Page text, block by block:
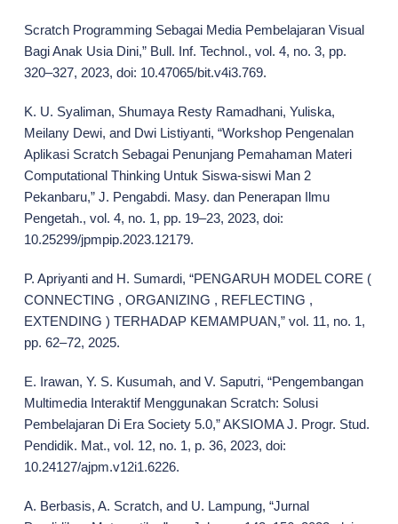
Scratch Programming Sebagai Media Pembelajaran Visual
Bagi Anak Usia Dini,” Bull. Inf. Technol., vol. 4, no. 3, pp.
320–327, 2023, doi: 10.47065/bit.v4i3.769.
K. U. Syaliman, Shumaya Resty Ramadhani, Yuliska,
Meilany Dewi, and Dwi Listiyanti, “Workshop Pengenalan
Aplikasi Scratch Sebagai Penunjang Pemahaman Materi
Computational Thinking Untuk Siswa-siswi Man 2
Pekanbaru,” J. Pengabdi. Masy. dan Penerapan Ilmu
Pengetah., vol. 4, no. 1, pp. 19–23, 2023, doi:
10.25299/jpmpip.2023.12179.
P. Apriyanti and H. Sumardi, “PENGARUH MODEL CORE (
CONNECTING , ORGANIZING , REFLECTING ,
EXTENDING ) TERHADAP KEMAMPUAN,” vol. 11, no. 1,
pp. 62–72, 2025.
E. Irawan, Y. S. Kusumah, and V. Saputri, “Pengembangan
Multimedia Interaktif Menggunakan Scratch: Solusi
Pembelajaran Di Era Society 5.0,” AKSIOMA J. Progr. Stud.
Pendidik. Mat., vol. 12, no. 1, p. 36, 2023, doi:
10.24127/ajpm.v12i1.6226.
A. Berbasis, A. Scratch, and U. Lampung, “Jurnal